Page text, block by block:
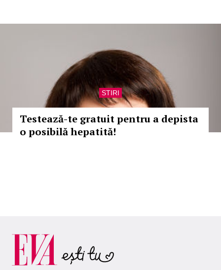
STIRI
Testează-te gratuit pentru a depista
o posibilă hepatită!